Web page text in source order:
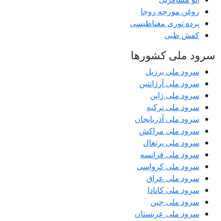
روغن مورچه روجا
پرده توری مغناطیسی
کفش طبی
سرود ملی کشورها
سرود ملی برزیل
سرود ملی آرژانتین
سرود ملی ژاپن
سرود ملی ترکیه
سرود ملی آذربایجان
سرود ملی مراکش
سرود ملی پرتغال
سرود ملی فرانسه
سرود ملی کرواسی
سرود ملی عراق
سرود ملی کانادا
سرود ملی چین
سرود ملی عربستان